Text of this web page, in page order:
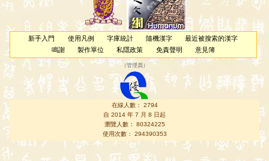
新手入門 使用凡例 字庫統計 隨機漢字
最近被搜索的漢字
鳴謝
製作單位 私隱政策 免責聲明 意見簿
（管理員 ）
在線人數： 2794
自 2014 年 7 月 8 日起
瀏覽人數： 80324225
使用次數： 294390353